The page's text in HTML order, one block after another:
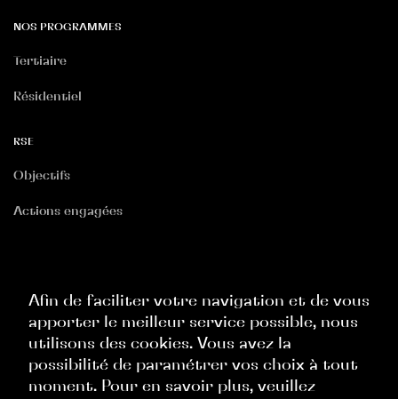
NOS PROGRAMMES
Tertiaire
Résidentiel
RSE
Objectifs
Actions engagées
Politique Commerciale
Politique Ressources Humaines
Afin de faciliter votre navigation et de vous
apporter le meilleur service possible, nous
utilisons des cookies. Vous avez la
possibilité de paramétrer vos choix à tout
moment. Pour en savoir plus, veuillez